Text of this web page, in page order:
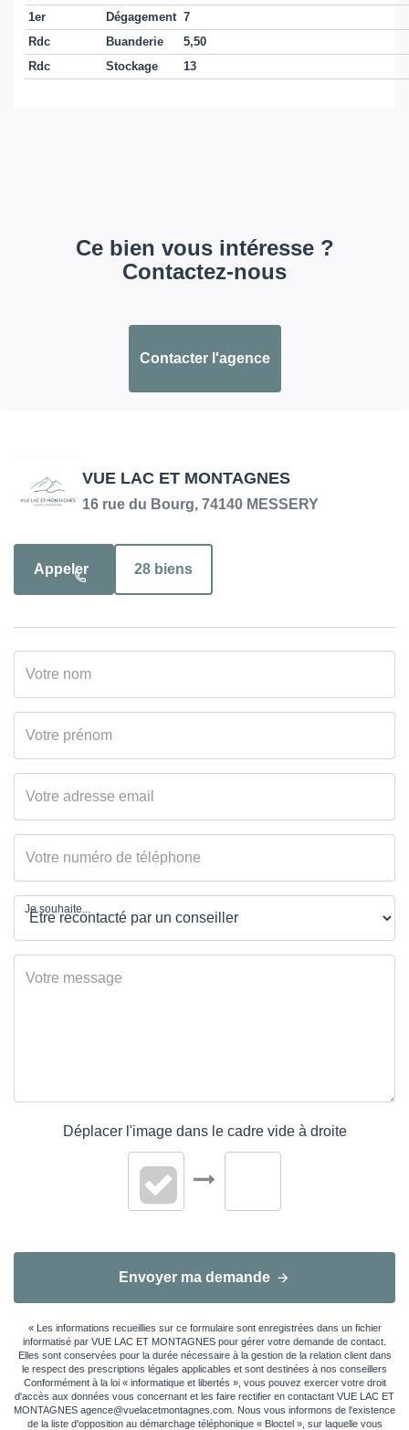
1er
Dégagement 7
Rdc
Buanderie
5,50
Rdc
Stockage 13
Ce bien vous intéresse ?
Contactez-nous
Contacter l'agence
VUE LAC ET MONTAGNES
16 rue du Bourg, 74140 MESSERY
Appeler 28 biens
Je souhaite...
Déplacer l'image dans le cadre vide à droite
Envoyer ma demande
« Les informations recueillies sur ce formulaire sont enregistrées dans un fichier
informatisé par VUE LAC ET MONTAGNES pour gérer votre demande de contact.
Elles sont conservées pour la durée nécessaire à la gestion de la relation client dans
le respect des prescriptions légales applicables et sont destinées à nos conseillers
Conformément à la loi « informatique et libertés », vous pouvez exercer votre droit
d'accès aux données vous concernant et les faire rectifier en contactant VUE LAC ET
MONTAGNES agence@vuelacetmontagnes.com. Nous vous informons de l'existence
de la liste d'opposition au démarchage téléphonique « Bloctel », sur laquelle vous